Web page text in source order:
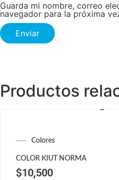
Guarda mi nombre, correo
navegador para la próxima
Productos
Colores
COLOR KIUT NORMA
$10,500